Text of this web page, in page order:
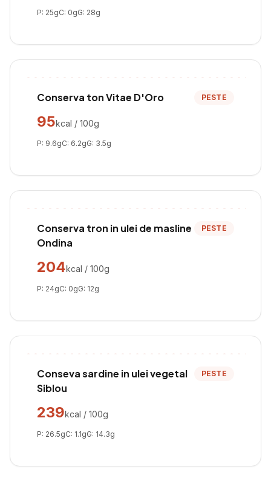
P: 25gC: 0gG: 28g
Conserva ton Vitae D'Oro PESTE
95kcal / 100g
P: 9.6gC: 6.2gG: 3.5g
Conserva tron in ulei de masline
Ondina
PESTE
204kcal / 100g
P: 24gC: 0gG: 12g
Conseva sardine in ulei vegetal
Siblou
PESTE
239kcal / 100g
P: 26.5gC: 1.1gG: 14.3g